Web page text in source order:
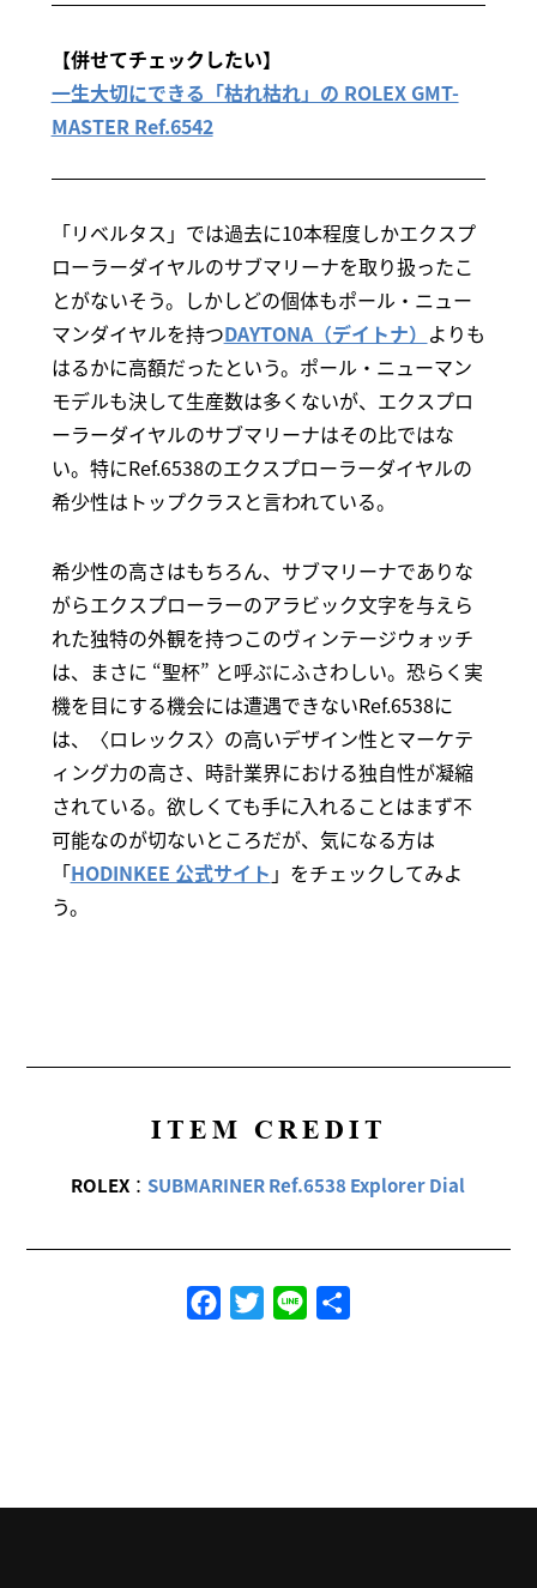
【併せてチェックしたい】
一生大切にできる「枯れ枯れ」の ROLEX GMT-
MASTER Ref.6542
「リベルタス」では過去に10本程度しかエクスプ
ローラーダイヤルのサブマリーナを取り扱ったこ
とがないそう。しかしどの個体もポール・ニュー
マンダイヤルを持つDAYTONA（デイトナ） よりも
はるかに高額だったという。ポール・ニューマン
モデルも決して生産数は多くないが、エクスプロ
ーラーダイヤルのサブマリーナはその比ではな
い。特にRef.6538のエクスプローラーダイヤルの
希少性はトップクラスと言われている。
希少性の高さはもちろん、サブマリーナでありな
がらエクスプローラーのアラビック文字を与えら
れた独特の外観を持つこのヴィンテージウォッチ
は、まさに “聖杯” と呼ぶにふさわしい。恐らく実
機を目にする機会には遭遇できないRef.6538に
は、〈ロレックス〉の高いデザイン性とマーケテ
ィング力の高さ、時計業界における独自性が凝縮
されている。欲しくても手に入れることはまず不
可能なのが切ないところだが、気になる方は
「HODINKEE 公式サイト 」をチェックしてみよ
う。
ITEM CREDIT
ROLEX ： SUBMARINER Ref.6538 Explorer Dial
FacebookTwitterLine